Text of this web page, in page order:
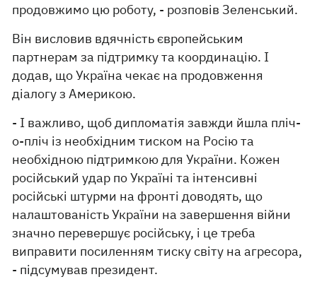
продовжимо цю роботу, - розповів Зеленський.
Він висловив вдячність європейським
партнерам за підтримку та координацію. І
додав, що Україна чекає на продовження
діалогу з Америкою.
- І важливо, щоб дипломатія завжди йшла пліч-
о-пліч із необхідним тиском на Росію та
необхідною підтримкою для України. Кожен
російський удар по Україні та інтенсивні
російські штурми на фронті доводять, що
налаштованість України на завершення війни
значно перевершує російську, і це треба
виправити посиленням тиску світу на агресора,
- підсумував президент.